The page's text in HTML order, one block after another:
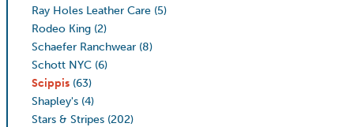
Ray Holes Leather Care (5)
Rodeo King (2)
Schaefer Ranchwear (8)
Schott NYC (6)
Scippis (63)
Shapley's (4)
Stars & Stripes (202)